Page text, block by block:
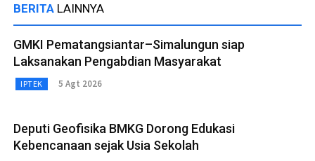
BERITA LAINNYA
GMKI Pematangsiantar–Simalungun siap
Laksanakan Pengabdian Masyarakat
IPTEK 5 Agt 2026
Deputi Geofisika BMKG Dorong Edukasi
Kebencanaan sejak Usia Sekolah